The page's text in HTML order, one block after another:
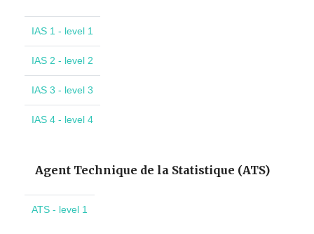
IAS 1 - level 1
IAS 2 - level 2
IAS 3 - level 3
IAS 4 - level 4
Agent Technique de la Statistique (ATS)
ATS - level 1